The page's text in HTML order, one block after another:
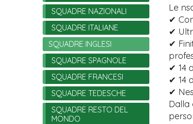
Le
✔
✔
✔
✔ 14
✔ 14
✔
Dalla
SQUADRE NAZIONALI
SQUADRE ITALIANE
SQUADRE INGLESI
SQUADRE SPAGNOLE
SQUADRE FRANCESI
SQUADRE TEDESCHE
SQUADRE RESTO DEL
MONDO